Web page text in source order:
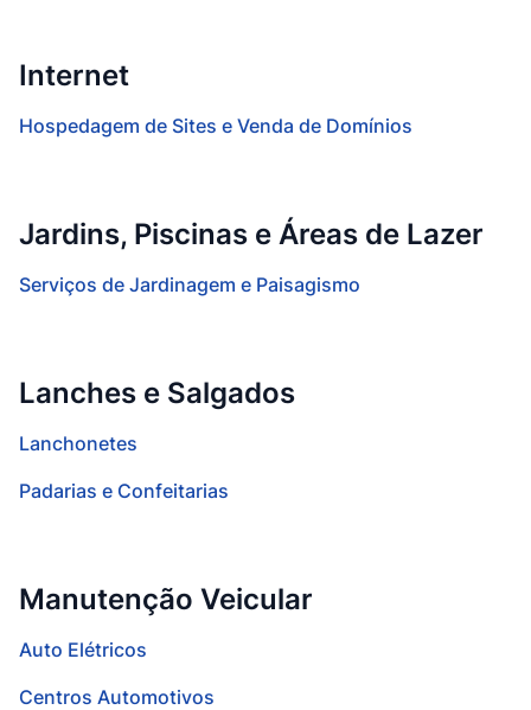
Internet
Hospedagem de Sites e Venda de Domínios
Jardins, Piscinas e Áreas de Lazer
Serviços de Jardinagem e Paisagismo
Lanches e Salgados
Lanchonetes
Padarias e Confeitarias
Manutenção Veicular
Auto Elétricos
Centros Automotivos